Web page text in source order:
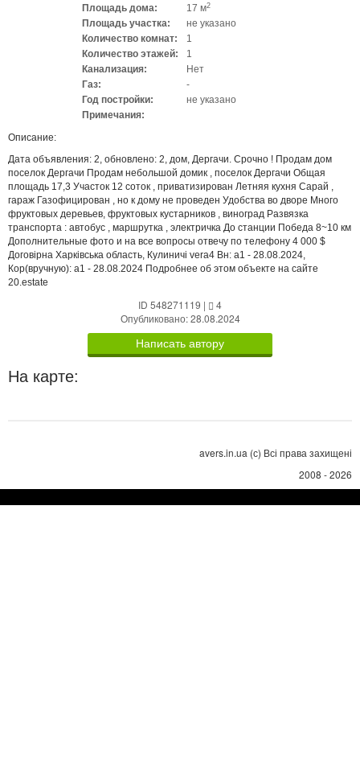
Площадь дома:
17 м2
Площадь участка:
не указано
Количество комнат:
1
Количество этажей:
1
Канализация:
Нет
Газ:
-
Год постройки:
не указано
Примечания:
Описание:
Дата объявления: 2, обновлено: 2, дом, Дергачи. Срочно ! Продам дом
поселок Дергачи Продам небольшой домик , поселок Дергачи Общая
площадь 17,3 Участок 12 соток , приватизирован Летняя кухня Сарай ,
гараж Газофицирован , но к дому не проведен Удобства во дворе Много
фруктовых деревьев, фруктовых кустарников , виноград Развязка
транспорта : автобус , маршрутка , электричка До станции Победа 8~10 км
Дополнительные фото и на все вопросы отвечу по телефону 4 000 $
Договірна Харківська область, Кулиничі vera4 Вн: a1 - 28.08.2024,
Кор(вручную): a1 - 28.08.2024 Подробнее об этом объекте на сайте
20.estate
ID 548271119 |
4
Опубликовано: 28.08.2024
Написать автору
На карте:
avers.in.ua (с) Всі права захищені
2008 - 2026